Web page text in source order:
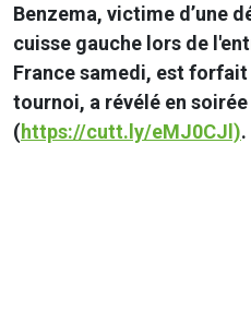
Benzema, victime d’une
cuisse gauche lors de
France samedi, est
tournoi, a révélé en soirée
(https://cutt.ly/eMJ0CJl).